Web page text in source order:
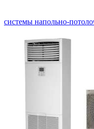
системы напольно-